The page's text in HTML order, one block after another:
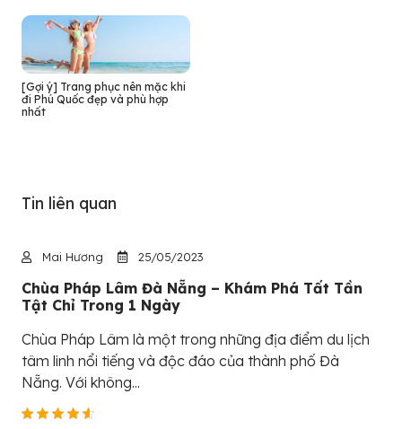
[Gợi ý] Trang phục nên mặc khi
đi Phú Quốc đẹp và phù hợp
nhất
Tin liên quan
Mai Hương 25/05/2023
Chùa Pháp Lâm Đà Nẵng – Khám Phá Tất Tần
Tật Chỉ Trong 1 Ngày
Chùa Pháp Lâm là một trong những địa điểm du lịch
tâm linh nổi tiếng và độc đáo của thành phố Đà
Nẵng. Với không...